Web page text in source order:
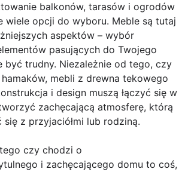
balkonów, tarasów i ogrodów
wiele opcji do wyboru. Meble są tutaj
aspektów – wybór
pasujących do Twojego
być trudny. Niezależnie od tego, czy
mebli z drewna tekowego
i design muszą łączyć się w
zachęcającą atmosferę, którą
się z przyjaciółmi lub rodziną.
czy chodzi o
i zachęcającego domu to coś,